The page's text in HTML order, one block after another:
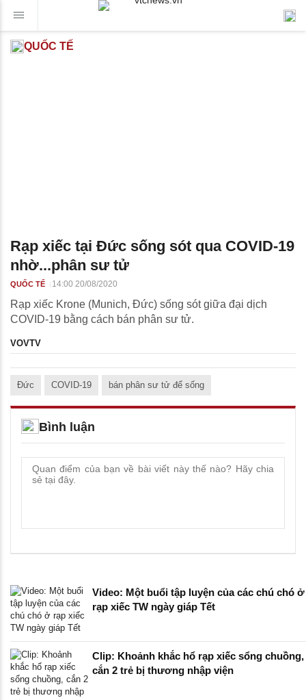
QUỐC TẾ
Rạp xiếc tại Đức sống sót qua COVID-19
nhờ...phân sư tử
QUỐC TẾ 14:00 20/08/2020
Rạp xiếc Krone (Munich, Đức) sống sót giữa đại dịch
COVID-19 bằng cách bán phân sư tử.
VOVTV
Đức COVID-19 bán phân sư tử để sống
Bình luận
Video: Một buổi tập luyện của các chú chó ở
rạp xiếc TW ngày giáp Tết
Clip: Khoảnh khắc hổ rạp xiếc sổng chuồng,
cắn 2 trẻ bị thương nhập viện